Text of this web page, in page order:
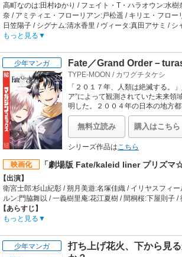
高町なのは:田村ゆかり / フェイト・T・ハラオウン:水樹
奈 / アミティエ・フローリアン:戸松遥 / キリエ・フロー
日笠陽子 / シグナム:清水香里 / ヴィータ:真田アサミ / シ
ーラ:一条和矢 / リインフォースⅡ:ゆかな / アリサ・バニ
ッタ:松岡由貴 / ユーノ・スクライア:水橋かおり / ディア
ル:田村ゆかり / レヴィ:水樹奈々 / ユーリ:阿澄佳奈
【あらすじ】
荒廃によって静かに滅び行く惑星エルトリア。死にゆ
ーリアン一家は「惑星再生」を夢見て研究を続ける研
ミティエとキリエの4人家族。しかし父親であるグラン
倒れ、惑星再生の夢が潰える。そんな中、キリエは「遥
救済と惑星再生の希望を求める。そんなキリエを止める
が、キリエは姉の制止を振り切り、幼馴染みで親友のイ
異世界への旅に出る。行き先は「地球」と呼ばれる星の
らす3人の少女たちのもとへ向かう少女たちの名は「高
T・ハラオウン」「八神はやて」。その出会いは、二つ
運を賭けた戦いへと繋がってゆく―。
【制作会社】
セブン・アークス・ピクチャーズ
【スタッフ情報】
監督:浜名孝行
脚本:都築真紀 / キャラクターデザイン:橋立佳奈 / 総作画
もっと見る
少年マンガ Fate／Grand Order－
TYPE-MOON / カワグチタケシ
「２０１７年、人類は絶滅する。
ア”によって観測されていた未来領
明した。２００４年の日本の地方
在すると仮定したカルデアは、擬似
特定と排除を試みる。この任に臨
藤丸立香とマシュ・キリエライトの
は、このようにして幕を上げた。
無料立読み 購入はこちら
シリーズ作品はこちら
映画化 「劇場版 Fate/kaleid liner プリズマ
【出演】
衛宮士郎:杉山紀彰 / 朔月美遊:名塚佳織 / イリヤスフィ
ルン:門脇舞以 / 一義樹里庵:花江夏樹 / 間桐桜:下屋則子 /
【あらすじ】
「話をしようと思う。俺と、美遊の……これまでの話を
か、美遊か——。〝世界の救済〟を掲げるエインズワー
に対し、イリヤが出した答えは、両方救うという単純な
もっと見る
少年マンガ
打ち上げ花火、下から見